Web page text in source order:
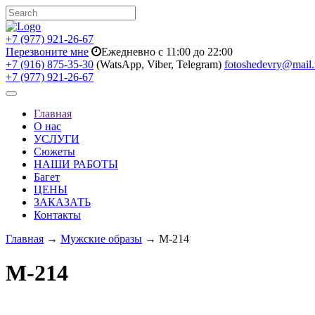
+7 (977) 921-26-67
Перезвоните мне
Ежедневно с 11:00 до 22:00
+7 (916) 875-35-30 (WatsApp, Viber, Telegram)
+7 (977) 921-26-67
Toggle
navigationГлавная
О нас
УСЛУГИ
Сюжеты
НАШИ РАБОТЫ
Багет
ЦЕНЫ
ЗАКАЗАТЬ
Контакты
Главная → Мужские образы → M-214
M-214